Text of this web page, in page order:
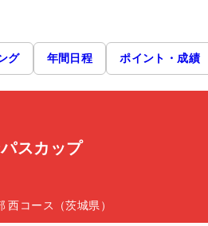
グ 年間日程 ポイント・成績
スカップ
西コース（茨城県）